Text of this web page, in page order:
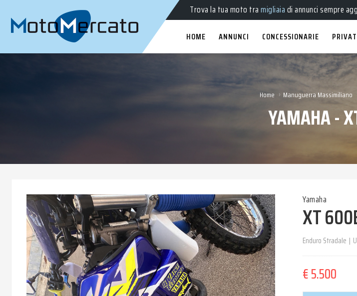
Motonuove,usate, akm 0eaziendaliin vendita!
Trova la tua moto tramigliaiadi annunci sempre
HOME ANNUNCI CONCESSIONARIE
Home › Manuguerra Massimiliano
YAMAHA -
Yamaha
XT
Enduro Stradale |
€ 5.500